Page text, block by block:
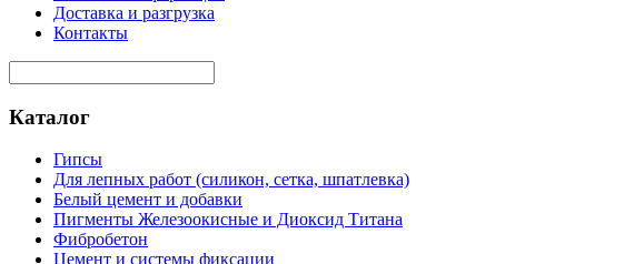
Доставка и разгрузка
Контакты
Каталог
Гипсы
Для лепных работ (силикон, сетка, шпатлевка)
Белый цемент и добавки
Пигменты Железоокисные и Диоксид Титана
Фибробетон
Цемент и системы фиксации